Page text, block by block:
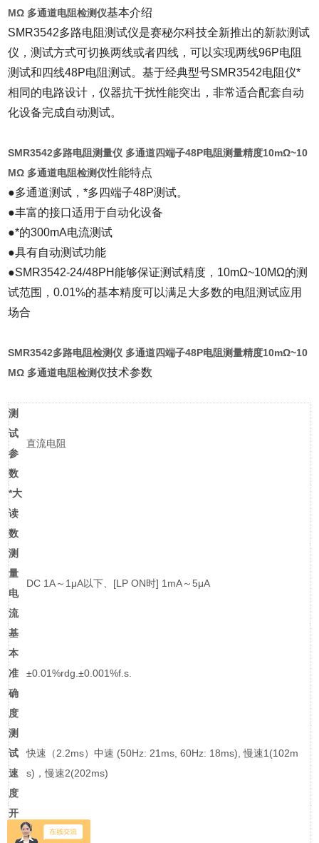
MΩ 多通道电阻检测仪基本介绍
SMR3542多路电阻测试仪是赛秘尔科技全新推出的新款测试
仪，测试方式可切换两线或者四线，可以实现两线96P电阻
测试和四线48P电阻测试。基于经典型号SMR3542电阻仪*
相同的电路设计，仪器抗干扰性能突出，非常适合配套自动
化设备完成自动测试。
SMR3542多路电阻测量仪 多通道四端子48P电阻测量精度10mΩ~10
MΩ 多通道电阻检测仪性能特点
●多通道测试，*多四端子48P测试。
●丰富的接口适用于自动化设备
●*的300mA电流测试
●具有自动测试功能
●SMR3542-24/48PH能够保证测试精度，10mΩ~10MΩ的测
试范围，0.01%的基本精度可以满足大多数的电阻测试应用
场合
SMR3542多路电阻检测仪 多通道四端子48P电阻测量精度10mΩ~10
MΩ 多通道电阻检测仪技术参数
测
试
参
数
直流电阻
*大
读
数
测
量
电
流
DC 1A～1μA以下、[LP ON时] 1mA～5μA
基
本
准
确
度
±0.01%rdg.±0.001%f.s.
测
试
速
度
快速（2.2ms）中速 (50Hz: 21ms, 60Hz: 18ms), 慢速1(102m
s)，慢速2(202ms)
开